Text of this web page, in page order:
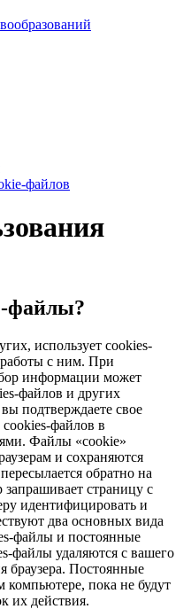
файлов
файлы?
использует cookies-
с ним. При
информации может
файлов и других
подтверждаете свое
cookies-файлов в
Файлы «cookie»
и сохраняются
обратно на
запрашивает страницу с
идентифицировать и
два основных вида
файлы и постоянные
файлы удаляются с вашего
браузера. Постоянные
компьютере, пока не будут
их действия.